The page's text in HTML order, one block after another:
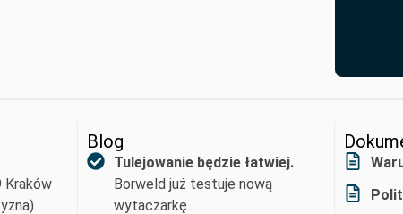
Kraków
Blog
Tulejowanie będzie łatwiej.
Borweld już testuje nową
wytaczarkę.